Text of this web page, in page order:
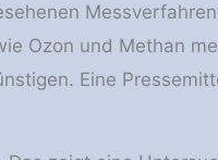
Ozon und Methan
Eine